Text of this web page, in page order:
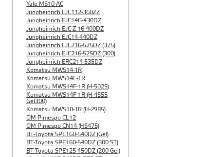
Yale MS10 AC
Jungheinrich EJC112-360ZZ
Jungheinrich EJC14G-430DZ
Jungheinrich EJC-Z 16-400DZ
Jungheinrich EJC14-440DZ
Jungheinrich EJC216-525DZ (375)
Jungheinrich EJC216-525DZ (300)
Jungheinrich ERC214-535DZ
Komatsu MWS14-1R
Komatsu MWS14F-1R
Komatsu MWS14F-1R (H-5025)
Komatsu MWS14F-1R (H-4555
Gel300)
Komatsu MWS10-1R (Н-2985)
OM Pimespo CL12
OM Pimespo CN14 (Н5475)
BT-Toyota SPE160-540DZ (Gel)
BT-Toyota SPE160-540DZ (300 ST)
BT-Toyota SPE125-450DZ (200 Gel)